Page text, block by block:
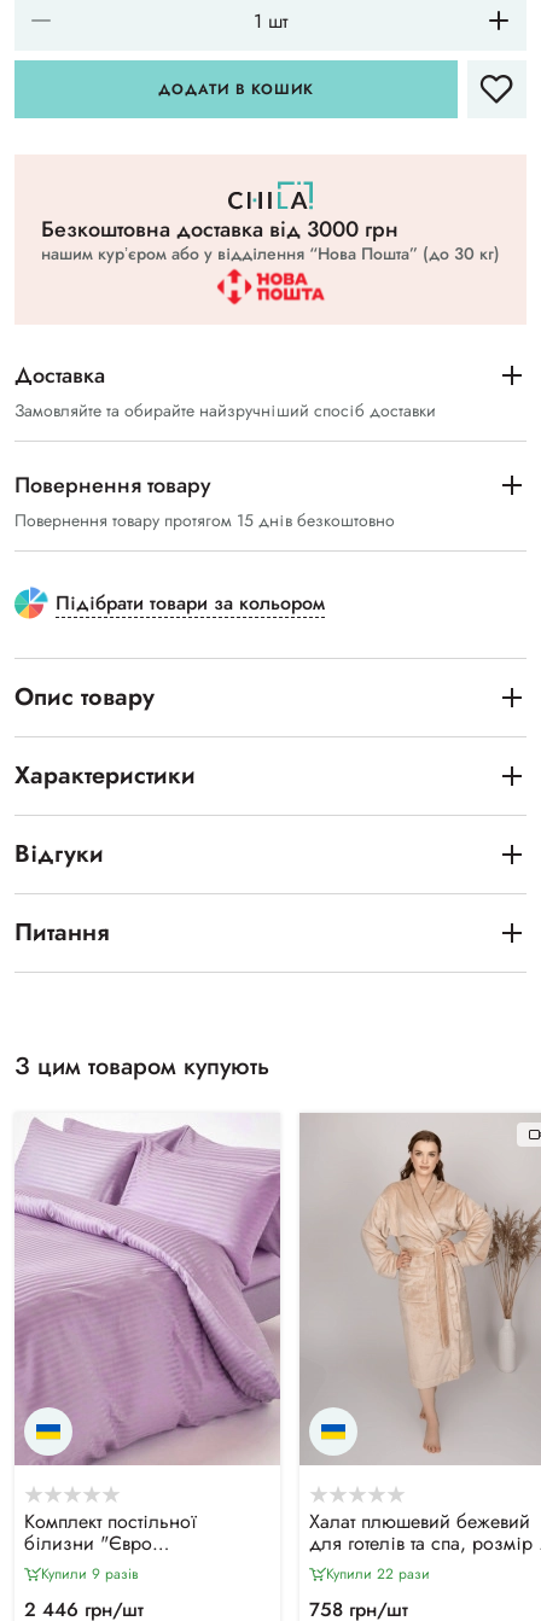
ДОДАТИ В КОШИК
Безкоштовна доставка вiд 3000 грн
нашим курʼєром або у відділення “Нова Пошта” (до 30 кг)
Доставка
Замовляйте та обирайте найзручніший спосіб доставки
Повернення товару
Повернення товару протягом 15 днів безкоштовно
Підібрати товари за кольором
Опис товару
Характеристики
Відгуки
Питання
З цим товаром купують
Комплект постільної
білизни "Євро
Двоспальний" САТИН,
Лаванда
Купили 9 разiв
2 446 грн/шт
Халат плюшевий бежевий
для готелів та спа, розмір
(48-50)
Купили 22 рази
758 грн/шт